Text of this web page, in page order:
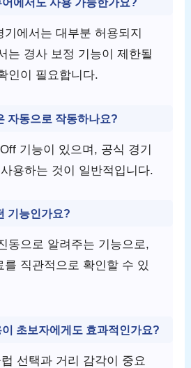
에서는 대부분 허용되지
는 경사 보정 기능이 제한될
인이 필요합니다.
자동으로 작동하나요?
기능이 있으며, 공식 경기
용하는 것이 일반적입니다.
기능인가요?
동으로 알려주는 기능으로,
를 직관적으로 확인할 수 있
초보자에게도 효과적인가요?
선택과 거리 감각이 중요